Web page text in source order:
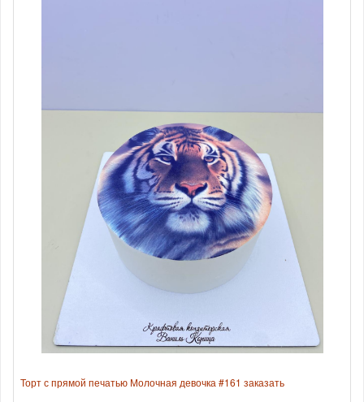
Торт с прямой печатью Молочная девочка #161 заказать